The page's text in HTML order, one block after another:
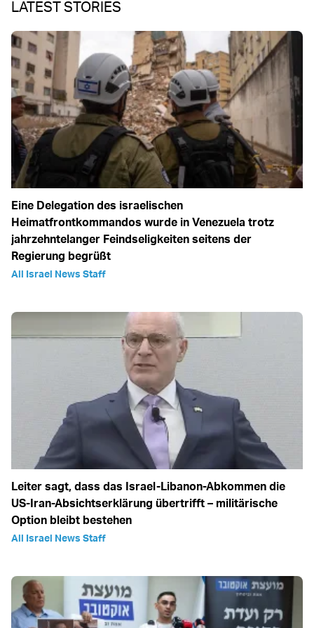
LATEST STORIES
Eine Delegation des israelischen
Heimatfrontkommandos wurde in Venezuela trotz
jahrzehntelanger Feindseligkeiten seitens der
Regierung begrüßt
All Israel News Staff
Leiter sagt, dass das Israel-Libanon-Abkommen die
US-Iran-Absichtserklärung übertrifft – militärische
Option bleibt bestehen
All Israel News Staff